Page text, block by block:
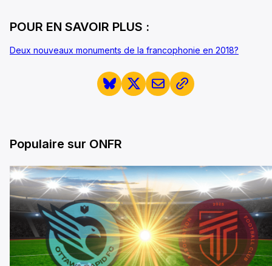
POUR EN SAVOIR PLUS :
Deux nouveaux monuments de la francophonie en 2018?
Populaire sur ONFR